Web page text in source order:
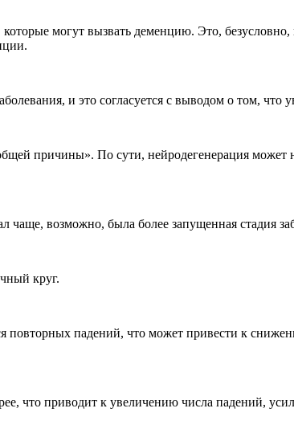
могут вызвать деменцию. Это,
и это согласуется с выводом о том,
причины». По сути, нейродегенерация может
чаще, возможно, была более запущенная стадия
круг.
повторных падений, что может привести к
что приводит к увеличению числа падений,